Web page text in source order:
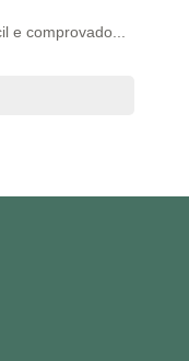
e comprovado...